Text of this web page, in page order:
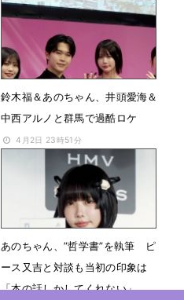
4月20日 07時30分
鈴木福＆あのちゃん、井頭愛海＆
中西アルノと群馬で過酷ロケ
4月2日 23時51分
あのちゃん、”哲学書”を執筆 ピ
ース又吉と対談も当初の印象は
「本の話しかしてくれない」